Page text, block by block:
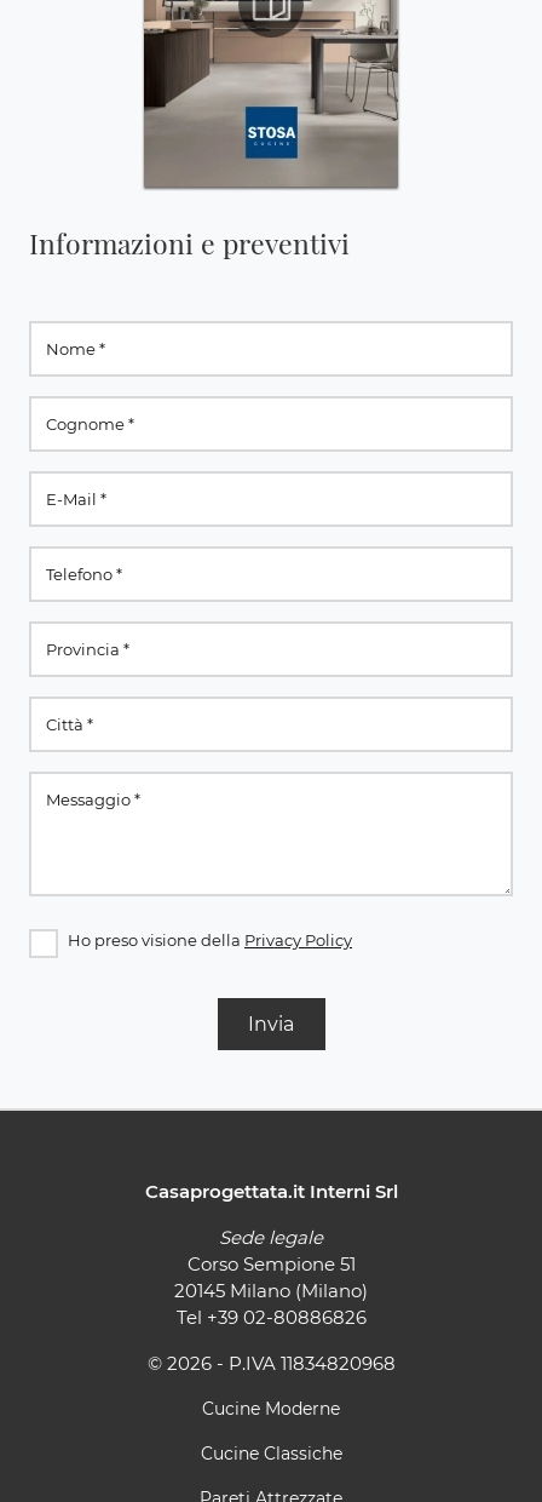
Informazioni e preventivi
Ho preso visione della Privacy Policy
Invia
Casaprogettata.it Interni Srl
Sede legale
Corso Sempione 51
20145 Milano (Milano)
Tel +39 02-80886826
© 2026 - P.IVA 11834820968
Cucine Moderne
Cucine Classiche